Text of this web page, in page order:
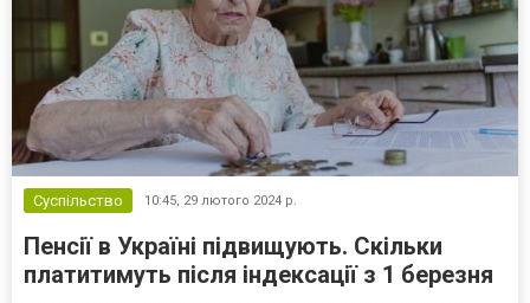
Суспільство 10:45, 29 лютого 2024 р.
Пенсії в Україні підвищують. Скільки
платитимуть після індексації з 1 березня